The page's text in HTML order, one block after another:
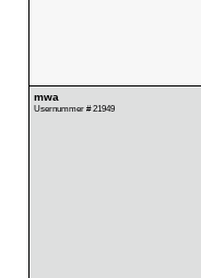
mwa
Usernummer # 21949